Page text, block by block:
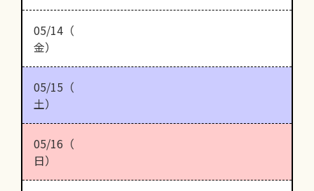
05/14（
金）
05/15（
土）
05/16（
日）